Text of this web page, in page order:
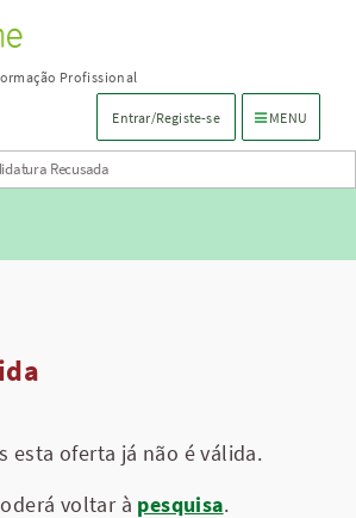
Profissional
Entrar/Registe-se Menu de
MENU
Recusada
esta oferta já não é válida.
voltar à pesquisa.